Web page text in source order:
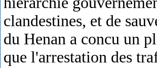
clandestines, et de
du Henan a concu un
que l'arrestation des